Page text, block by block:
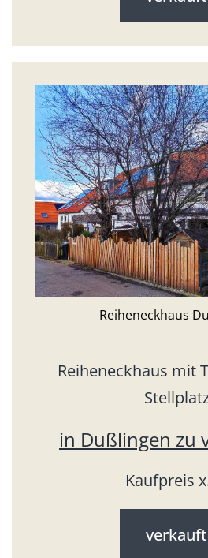
Reiheneckhaus
Reiheneckhaus mit
in Dußlingen zu
Kaufpreis
verkauft